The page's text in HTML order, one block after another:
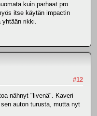
kuin parhaat pro
itse käytän impactin
yhtään rikki.
#12
nähnyt "livenä". Kaveri
auton turusta, mutta nyt